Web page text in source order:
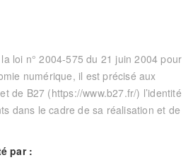
loi n° 2004-575 du 21 juin 2004 pour
numérique, il est précisé aux
de B27 (https://www.b27.fr/) l’identité
dans le cadre de sa réalisation et de
par :